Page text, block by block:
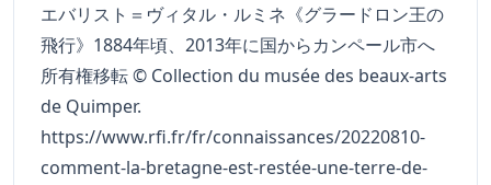
エバリスト＝ヴィタル・ルミネ《グラードロン王の
飛行》1884年頃、2013年に国からカンペール市へ
所有権移転 © Collection du musée des beaux-arts
de Quimper.
https://www.rfi.fr/fr/connaissances/20220810-
comment-la-bretagne-est-restée-une-terre-de-